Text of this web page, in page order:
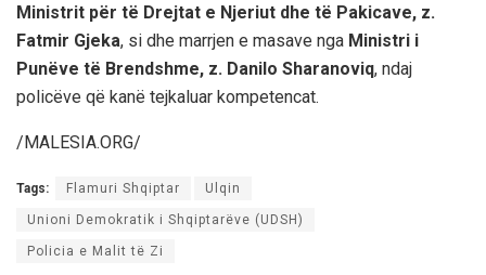
Ministrit për të Drejtat e Njeriut dhe të Pakicave, z.
Fatmir Gjeka, si dhe marrjen e masave nga Ministri i
Punëve të Brendshme, z. Danilo Sharanoviq, ndaj
policëve që kanë tejkaluar kompetencat.
/MALESIA.ORG/
Tags: Flamuri Shqiptar Ulqin
Unioni Demokratik i Shqiptarëve (UDSH)
Policia e Malit të Zi